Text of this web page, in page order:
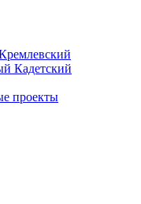
Кадетский
проекты